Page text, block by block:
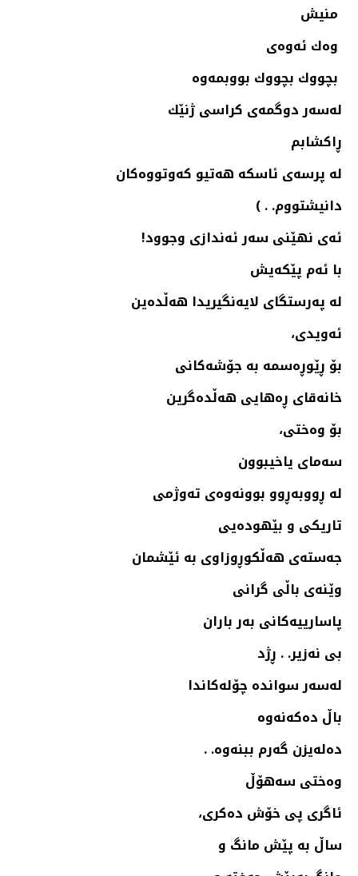
منیش
وه‌ك ئه‌وه‌ی
بچووك بچووك بووبمه‌وه‌
له‌سه‌ر دوگمه‌ی كراسی ژنێك
ڕاكشابم
له‌ پرسه‌ی ئاسكه‌ هه‌تیو كه‌وتووه‌كان
دانیشتووم. . )
ئه‌ی نهێنی سه‌ر ئه‌ندازی وجوود!
با ئه‌م پێكه‌یش
له‌ په‌رستگای لایه‌نگیریدا هه‌ڵده‌ین
ئه‌ویدی،
بۆ ڕێوڕه‌سمه‌ به‌ جۆشه‌كانی
خانه‌قای ڕه‌هایی هه‌ڵده‌گرین
بۆ وه‌ختی،
سه‌مای یاخیبوون
له‌ ڕووبه‌ڕوو بوونه‌وه‌ی ته‌وژمی
تاریكی و بێهوده‌یی
جه‌سته‌ی هه‌ڵكوڕوزاوی به‌ ئێشمان
وێنه‌ی باڵی گرانی
پاسارییه‌كانی به‌ر باران
بی نه‌زیر. . ڕژد
له‌سه‌ر سوانده‌ چۆله‌كاندا
باڵ ده‌كه‌نه‌وه‌
ده‌له‌یزن گه‌رم ببنه‌وه‌. .
وه‌ختی سه‌هۆڵ
ئاگری پی خۆش ده‌كری،
ساڵ به‌ پێش مانگ و